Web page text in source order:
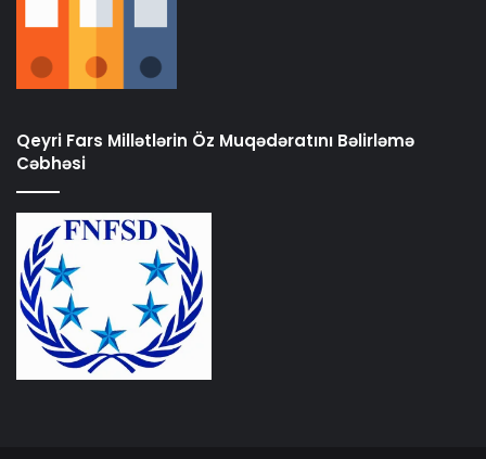
Qeyri Fars Millətlərin Öz Muqədəratını Bəlirləmə
Cəbhəsi